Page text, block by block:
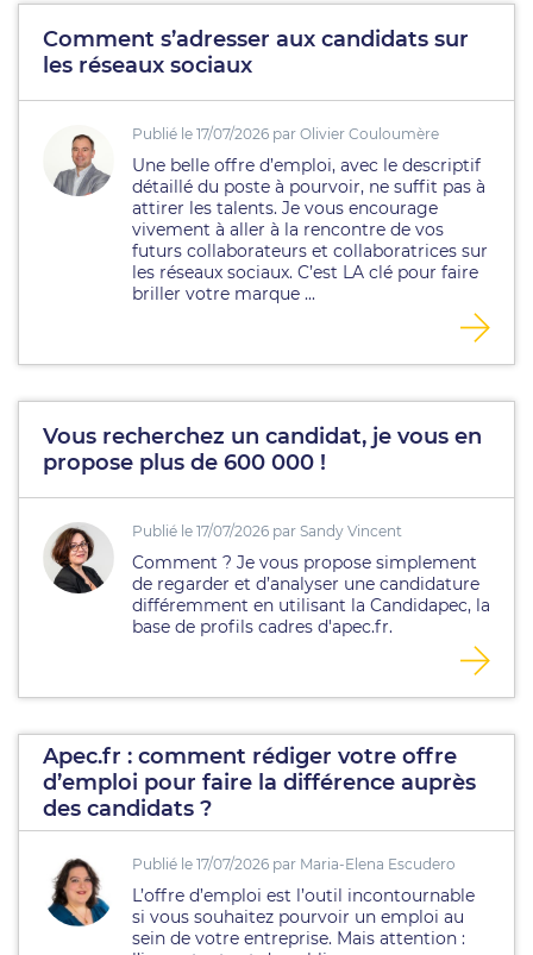
Comment s’adresser aux candidats sur
les réseaux sociaux
Publié le 17/07/2026 par Olivier Couloumère
Une belle offre d’emploi, avec le descriptif
détaillé du poste à pourvoir, ne suffit pas à
attirer les talents. Je vous encourage
vivement à aller à la rencontre de vos
futurs collaborateurs et collaboratrices sur
les réseaux sociaux. C’est LA clé pour faire
briller votre marque ...
Vous recherchez un candidat, je vous en
propose plus de 600 000 !
Publié le 17/07/2026 par Sandy Vincent
Comment ? Je vous propose simplement
de regarder et d’analyser une candidature
différemment en utilisant la Candidapec, la
base de profils cadres d'apec.fr.
Apec.fr : comment rédiger votre offre
d’emploi pour faire la différence auprès
des candidats ?
Publié le 17/07/2026 par Maria-Elena Escudero
L’offre d’emploi est l’outil incontournable
si vous souhaitez pourvoir un emploi au
sein de votre entreprise. Mais attention :